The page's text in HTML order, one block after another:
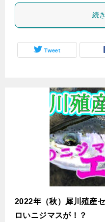
続
Tweet
2022年（秋）犀川殖産
ロいニジマスが！？